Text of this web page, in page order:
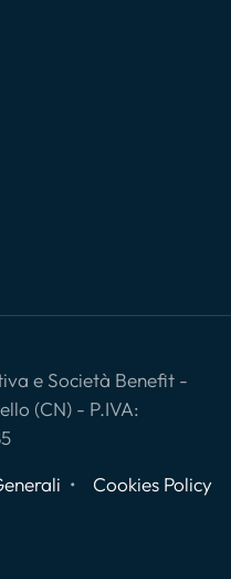
e Società Benefit -
(CN) - P.IVA:
Cookies Policy